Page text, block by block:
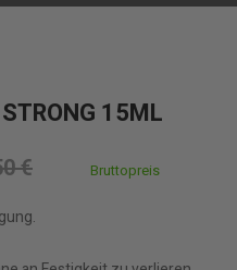
15ML
€ Bruttopreis